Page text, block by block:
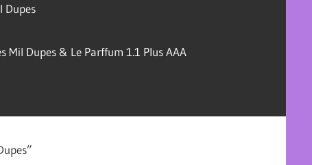
Dupes
Mil Dupes & Le Parffum 1.1 Plus AAA